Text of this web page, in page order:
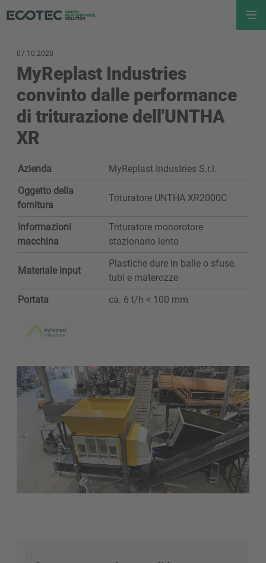
07.10.2020
MyReplast Industries
convinto dalle performance
di triturazione dell'UNTHA
XR
Azienda
MyReplast Industries S.r.l.
Oggetto della
fornitura
Trituratore UNTHA XR2000C
Informazioni
macchina
Trituratore monorotore
stazionario lento
Materiale input
Plastiche dure in balle o sfuse,
tubi e materozze
Portata
ca. 6 t/h < 100 mm